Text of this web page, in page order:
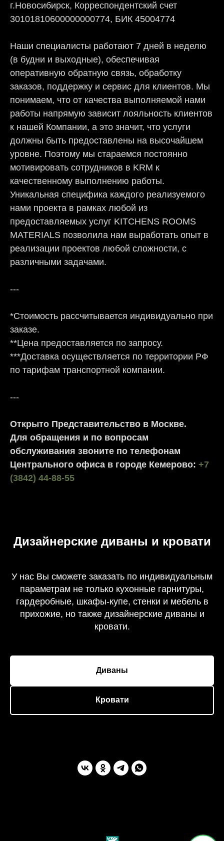
г.Новосибирск, Корреспондентский счет
30101810600000000774, БИК 45004774
Наши специалисты работают 7 дней в неделю
(в будни и выходные), обеспечивая
оперативную обратную связь, обработку
заказов, поддержку и сервис для клиентов. Мы
понимаем, что от качества выполняемой нами
работы напрямую зависит лояльность клиентов
к нашей Компании, а это значит, что услуги
должны быть предоставлены на высочайшем
уровне. Поэтому мы стараемся постоянно
мотивировать сотрудников в KRM к
качественному выполнению работы.
Уникальная специфика каждого реализуемого
нами проекта в рамках любой из
предоставляемых услуг KITCHENS ROOMS
MATERIALS позволила нам выработать опыт в
реализации проектов любой сложности, с
различными задачами.
---
*Стоимость рассчитывается индивидуально при
заказе.
**Цена предоставляется по запросу.
***Доставка осуществляется по территории РФ
по тарифам транспортной компании.
---
Открыто Представительство в Москве.
Для обращения и по вопросам
обслуживания звоните по телефонам
Центрального офиса в городе Кемерово: +7
(3842) 44-88-55
Дизайнерские диваны и кровати
У нас Вы сможете заказать по индивидуальным
параметрам не только кухонные гарнитуры,
гардеробные, шкафы-купе, стенки и мебель в
прихожие, но также дизайнерские диваны и
кровати.
Диваны
Кровати